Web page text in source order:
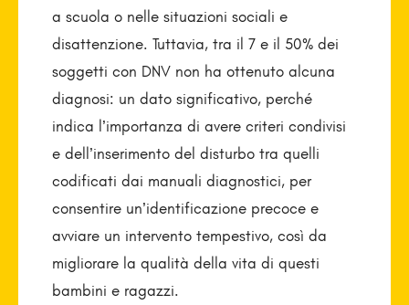
a scuola o nelle situazioni sociali e
disattenzione. Tuttavia, tra il 7 e il 50% dei
soggetti con DNV non ha ottenuto alcuna
diagnosi: un dato significativo, perché
indica l’importanza di avere criteri condivisi
e dell’inserimento del disturbo tra quelli
codificati dai manuali diagnostici, per
consentire un’identificazione precoce e
avviare un intervento tempestivo, così da
migliorare la qualità della vita di questi
bambini e ragazzi.